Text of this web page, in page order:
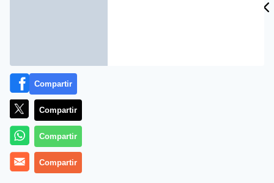
Más información
Compartir
Compartir
Compartir
Compartir